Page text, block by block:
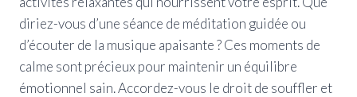
diriez-vous d’une séance de méditation guidée ou
d’écouter de la musique apaisante ? Ces moments de
calme sont précieux pour maintenir un équilibre
émotionnel sain. Accordez-vous le droit de souffler et